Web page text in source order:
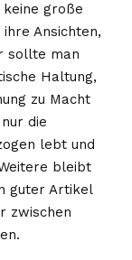
große
Ansichten,
sollte man
Haltung,
zu Macht
die
lebt und
bleibt
guter Artikel
zwischen